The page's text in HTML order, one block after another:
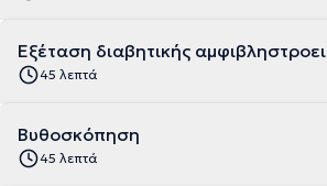
Εξέταση διαβητικής
45 λεπτά
Βυθοσκόπηση
45 λεπτά